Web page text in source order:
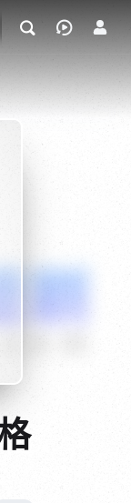
玄幻武侠 奇幻